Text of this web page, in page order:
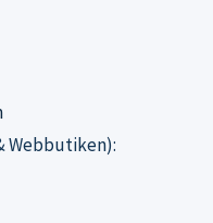
Webbutiken):